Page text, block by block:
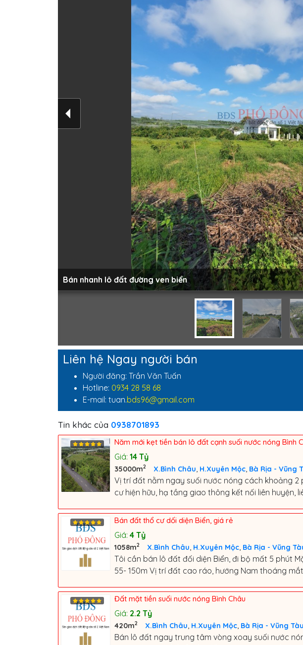
Bán nhanh lô đất đường ven biển
Liên hệ Ngay người bán
Người đăng: Trần Văn Tuấn
Hotline: 0934 28 58 68
E-mail: tuan.bds96@gmail.com
Tin khác của 0938701893
Năm mới kẹt tiền bán lô đất cạnh suối nước nóng Bình
Giá: 14 Tỷ
35000m2 X.Bình Châu H.Xuyên Mộc Bà Rịa - Vũng
Vị trí đất nằm ngay suối nước nóng cách khoảng
cư hiện hữu, hạ tầng giao thông kết nối liên huyện,
Bán đất thổ cư dối diện Biển, giá rẻ
Giá: 4 Tỷ
1058m2 X.Bình Châu H.Xuyên Mộc Bà Rịa - Vũng
Tôi cần bán lô đất đối diện Biển, đi bộ mất 5 phút
55- 150m Vị trí đất cao ráo, hướng Nam thoáng
Đất mặt tiền suối nước nóng Bình Châu
Giá: 2.2 Tỷ
420m2 X.Bình Châu H.Xuyên Mộc Bà Rịa - Vũng Tàu
Bán lô đất ngay trung tâm vòng xoay suối nước